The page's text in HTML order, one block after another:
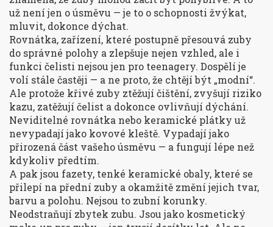
už není jen o úsměvu — je to o schopnosti žvýkat,
mluvit, dokonce dýchat.
Rovnátka, zařízení, které postupně přesouvá zuby
do správné polohy a zlepšuje nejen vzhled, ale i
funkci čelisti nejsou jen pro teenagery. Dospělí je
volí stále častěji — a ne proto, že chtějí být „modní“.
Ale protože křivé zuby ztěžují čištění, zvyšují riziko
kazu, zatěžují čelist a dokonce ovlivňují dýchání.
Neviditelné rovnátka nebo keramické plátky už
nevypadají jako kovové kleště. Vypadají jako
přirozená část vašeho úsměvu — a fungují lépe než
kdykoliv předtím.
A pak jsou fazety, tenké keramické obaly, které se
přilepí na přední zuby a okamžitě změní jejich tvar,
barvu a polohu. Nejsou to zubní korunky.
Neodstraňují zbytek zubu. Jsou jako kosmetický